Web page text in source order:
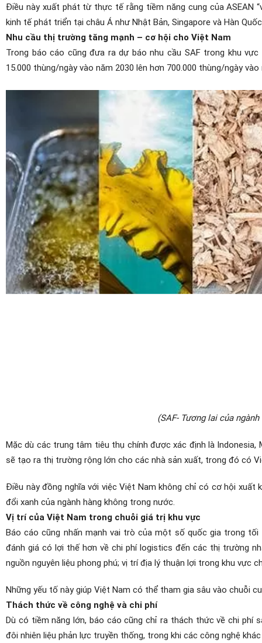
Điều này xuất phát từ thực tế rằng tiềm năng cung của ASEAN
kinh tế phát triển tại châu Á như Nhật Bản, Singapore và Hàn
Nhu cầu thị trường tăng mạnh – cơ hội cho Việt Nam
Trong báo cáo cũng đưa ra dự báo nhu cầu SAF trong khu
15.000 thùng/ngày vào năm 2030 lên hơn 700.000 thùng/ngày vào
(SAF- Tương lai của
Mặc dù các trung tâm tiêu thụ chính được xác định là Indonesia,
sẽ tạo ra thị trường rộng lớn cho các nhà sản xuất, trong đó có
Điều này đồng nghĩa với việc Việt Nam không chỉ có cơ hội
đổi xanh của ngành hàng không trong nước.
Vị trí của Việt Nam trong chuỗi giá trị khu vực
Báo cáo cũng nhấn mạnh vai trò của một số quốc gia trong tối
đánh giá có lợi thế hơn về chi phí logistics đến các thị trường
nguồn nguyên liệu phong phú; vị trí địa lý thuận lợi trong khu vực
Những yếu tố này giúp Việt Nam có thể tham gia sâu vào chuỗi
Thách thức về công nghệ và chi phí
Dù có tiềm năng lớn, báo cáo cũng chỉ ra thách thức về chi phí
đôi nhiên liệu phản lực truyền thống, trong khi các công nghệ